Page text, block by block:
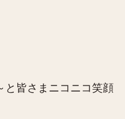
と皆さまニコニコ笑顔